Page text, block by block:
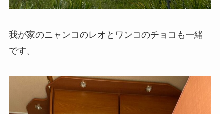
我が家のニャンコのレオとワンコのチョコも一緒
です。